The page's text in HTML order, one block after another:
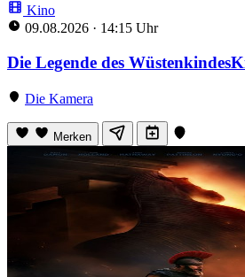
Kino
09.08.2026 · 14:15 Uhr
Die Legende des
Die Kamera
Merken